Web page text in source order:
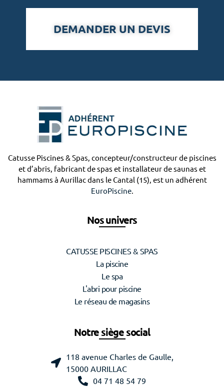
DEMANDER UN DEVIS
Catusse Piscines & Spas, concepteur/constructeur de piscines
et d’abris, fabricant de spas et installateur de saunas et
hammams à Aurillac dans le Cantal (15), est un adhérent
EuroPiscine.
Nos univers
CATUSSE PISCINES & SPAS
La piscine
Le spa
L'abri pour piscine
Le réseau de magasins
Notre siège social
118 avenue Charles de Gaulle,
15000 AURILLAC
04 71 48 54 79